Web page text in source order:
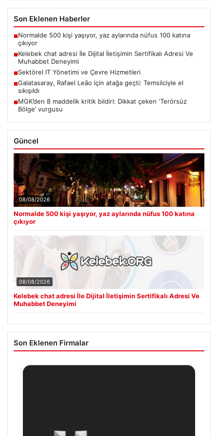
Son Eklenen Haberler
■Normalde 500 kişi yaşıyor, yaz aylarında nüfus 100 katına
çıkıyor
■Kelebek chat adresi İle Dijital İletişimin Sertifikalı Adresi Ve
Muhabbet Deneyimi
■Sektörel IT Yönetimi ve Çevre Hizmetleri
■Galatasaray, Rafael Leão için atağa geçti: Temsilciyle el
sıkışıldı
■MGK’den 8 maddelik kritik bildiri: Dikkat çeken ‘Terörsüz
Bölge’ vurgusu
Güncel
08/08/2026
Normalde 500 kişi yaşıyor, yaz aylarında nüfus 100 katına
çıkıyor
08/08/2026
Kelebek chat adresi İle Dijital İletişimin Sertifikalı Adresi Ve
Muhabbet Deneyimi
Son Eklenen Firmalar